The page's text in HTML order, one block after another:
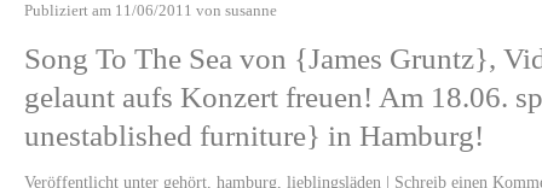
Publiziert am 11/06/2011 von susanne
Song To The Sea von {James Gruntz},
gelaunt aufs Konzert freuen! Am 18.06.
unestablished furniture} in Hamburg!
Veröffentlicht unter gehört hamburg lieblingsläden | Schreib einen